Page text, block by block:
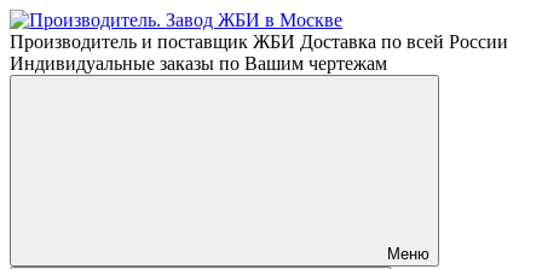
Производитель и поставщик ЖБИ Доставка по всей России
Индивидуальные заказы по Вашим чертежам
Меню